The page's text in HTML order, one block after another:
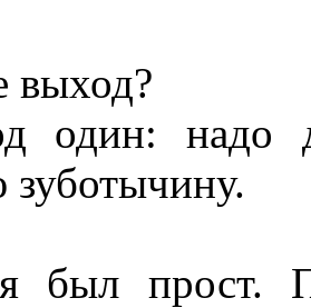
надо
был прост.